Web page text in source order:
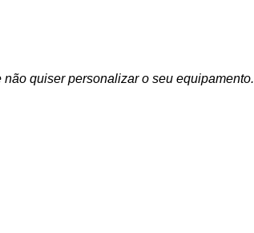
quiser personalizar o seu equipamento.